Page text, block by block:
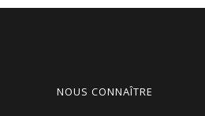
NOUS CONNAÎTRE